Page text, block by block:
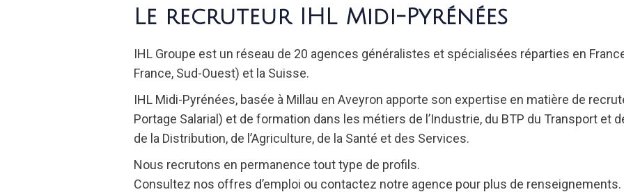
Le recruteur IHL Midi-Pyrénées
IHL Groupe est un réseau de 20 agences généralistes et spécialisées réparties en
France, Sud-Ouest) et la Suisse.
IHL Midi-Pyrénées, basée à Millau en Aveyron apporte son expertise en matière de
Portage Salarial) et de formation dans les métiers de l’Industrie, du BTP du Transport et
de la Distribution, de l’Agriculture, de la Santé et des Services.
Nous recrutons en permanence tout type de profils.
Consultez nos offres d’emploi ou contactez notre agence pour plus de renseignements.